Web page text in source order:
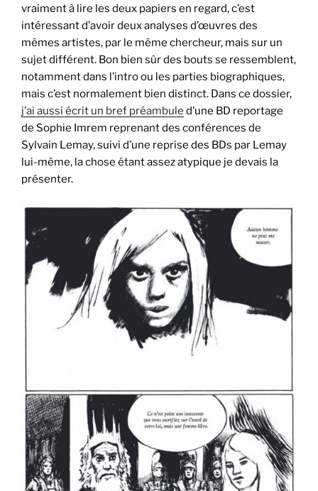
vraiment à lire les deux papiers en regard, c’est
intéressant d’avoir deux analyses d’œuvres des
mêmes artistes, par le même chercheur, mais sur un
sujet différent. Bon bien sûr des bouts se ressemblent,
notamment dans l’intro ou les parties biographiques,
mais c’est normalement bien distinct. Dans ce dossier,
j’ai aussi écrit un bref préambule d’une BD reportage
de Sophie Imrem reprenant des conférences de
Sylvain Lemay, suivi d’une reprise des BDs par Lemay
lui-même, la chose étant assez atypique je devais la
présenter.